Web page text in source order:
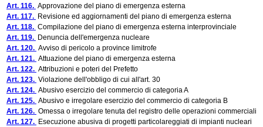
Art. 116. Approvazione del piano di emergenza esterna
Art. 117. Revisione ed aggiornamenti del piano di emergenza esterna
Art. 118. Compilazione del piano di emergenza esterna interprovinciale
Art. 119. Denuncia dell'emergenza nucleare
Art. 120. Avviso di pericolo a province limitrofe
Art. 121. Attuazione del piano di emergenza esterna
Art. 122. Attribuzioni e poteri del Prefetto
Art. 123. Violazione dell'obbligo di cui all'art. 30
Art. 124. Abusivo esercizio del commercio di categoria A
Art. 125. Abusivo e irregolare esercizio del commercio di categoria B
Art. 126. Omessa o irregolare tenuta del registro delle operazioni commerciali
Art. 127. Esecuzione abusiva di progetti particolareggiati di impianti nucleari